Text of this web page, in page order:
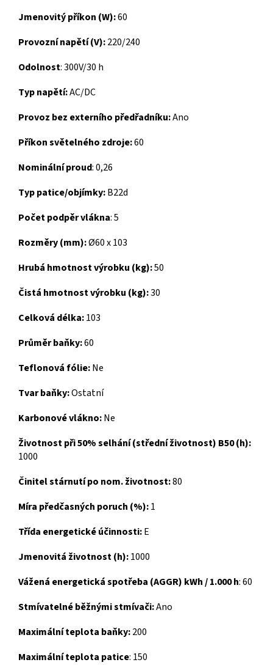
Jmenovitý příkon (W):60
Provozní napětí (V):220/240
Odolnost: 300V/30 h
Typ napětí:AC/DC
Provoz bez externího předřadníku:Ano
Příkon světelného zdroje:60
Nominální proud: 0,26
Typ patice/objímky:B22d
Počet podpěr vlákna: 5
Rozměry (mm):Ø60 x 103
Hrubá hmotnost výrobku (kg):50
Čistá hmotnost výrobku (kg):30
Celková délka:103
Průměr baňky:60
Teflonová fólie:Ne
Tvar baňky:Ostatní
Karbonové vlákno:Ne
Životnost při 50% selhání (střední životnost) B50 (h):
1000
Činitel stárnutí po nom. životnost:80
Míra předčasných poruch (%):1
Třída energetické účinnosti:E
Jmenovitá životnost (h):1000
Vážená energetická spotřeba (AGGR) kWh / 1.000 h: 60
Stmívatelné běžnými stmívači:Ano
Maximální teplota baňky:200
Maximální teplota patice: 150